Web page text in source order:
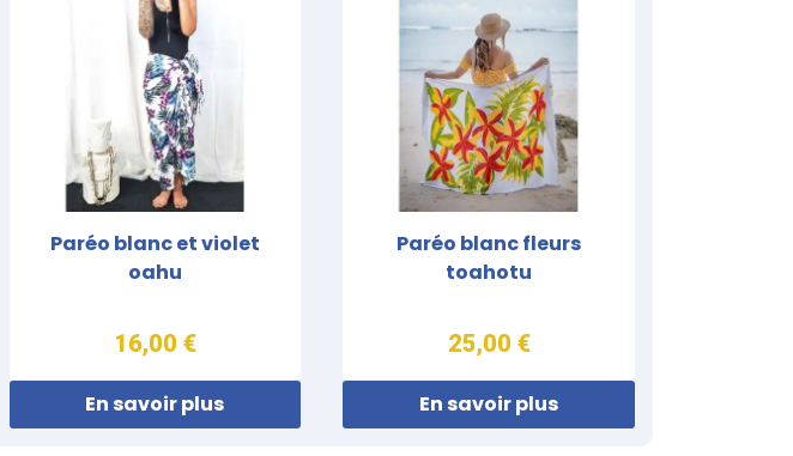
Paréo blanc et violet
oahu
16,00 €
En savoir plus
Paréo blanc fleurs
toahotu
25,00 €
En savoir plus